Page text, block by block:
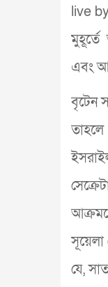
live
এবং
বৃটেন
তাহলে
সূয়েলা
যে,